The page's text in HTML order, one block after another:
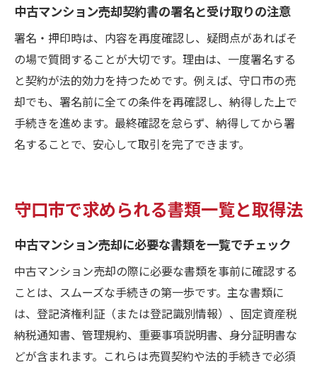
中古マンション売却契約書の署名と受け取りの注意
署名・押印時は、内容を再度確認し、疑問点があればそ
の場で質問することが大切です。理由は、一度署名する
と契約が法的効力を持つためです。例えば、守口市の売
却でも、署名前に全ての条件を再確認し、納得した上で
手続きを進めます。最終確認を怠らず、納得してから署
名することで、安心して取引を完了できます。
守口市で求められる書類一覧と取得法
中古マンション売却に必要な書類を一覧でチェック
中古マンション売却の際に必要な書類を事前に確認する
ことは、スムーズな手続きの第一歩です。主な書類に
は、登記済権利証（または登記識別情報）、固定資産税
納税通知書、管理規約、重要事項説明書、身分証明書な
どが含まれます。これらは売買契約や法的手続きで必須